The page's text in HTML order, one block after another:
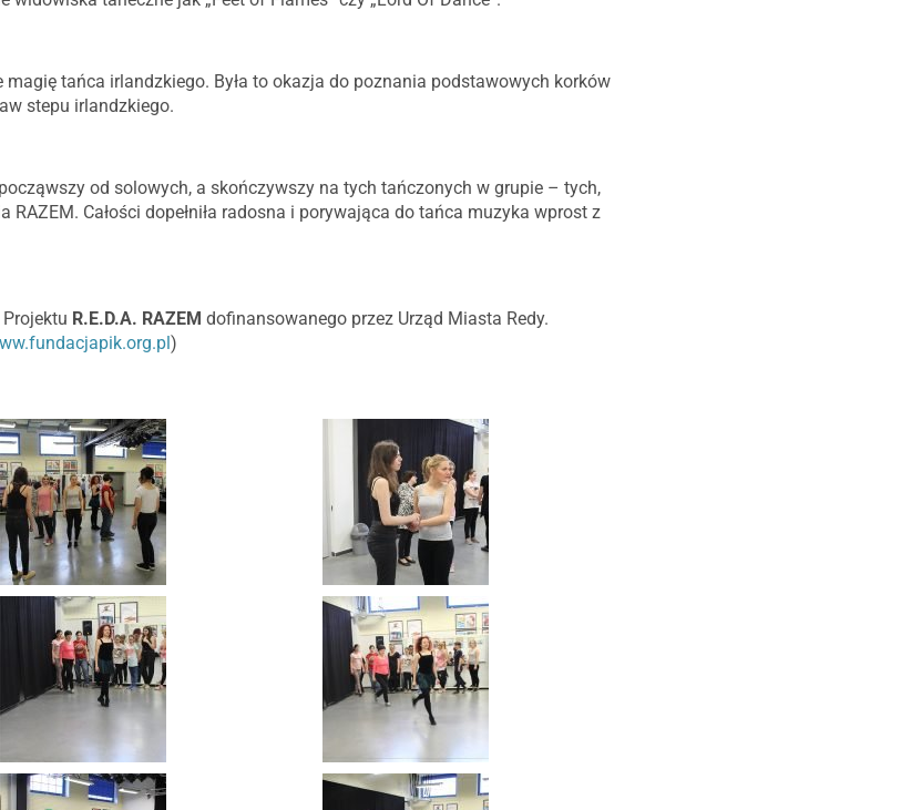
tańca irlandzkiego. Była to okazja do poznania podstawowych korków
stepu irlandzkiego.
od solowych, a skończywszy na tych tańczonych w grupie – tych,
Całości dopełniła radosna i porywająca do tańca muzyka wprost z
R.E.D.A. RAZEM dofinansowanego przez Urząd Miasta Redy.
)